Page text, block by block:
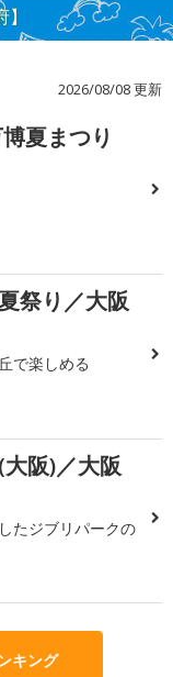
2026/08/08 更新
夏まつり
祭り／大阪
で楽しめる
阪)／大阪
たジブリパークの
キング